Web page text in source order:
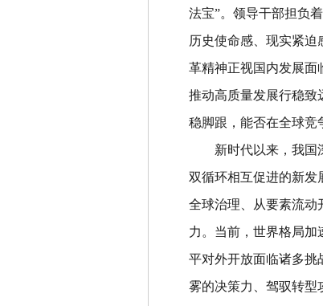
法宝”。领导干部担负
历史使命感、现实紧
革精神正视国内发展面
推动高质量发展行稳致
稳脚跟，能否在全球竞
新时代以来，我国
双循环相互促进的新发
全球治理、从要素流动
力。当前，世界格局加
平对外开放面临诸多挑
雾的决策力、驾驭转型